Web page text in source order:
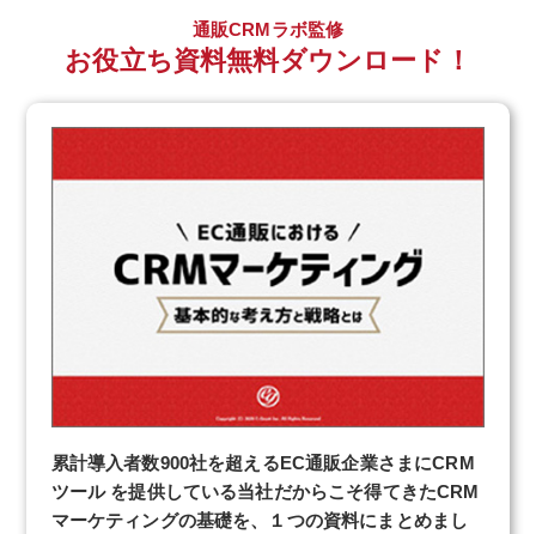
通販CRMラボ監修
お役立ち資料無料ダウンロード！
累計導入者数900社を超えるEC通販企業さまにCRM
ツール を提供している当社だからこそ得てきたCRM
マーケティングの基礎を、１つの資料にまとめまし